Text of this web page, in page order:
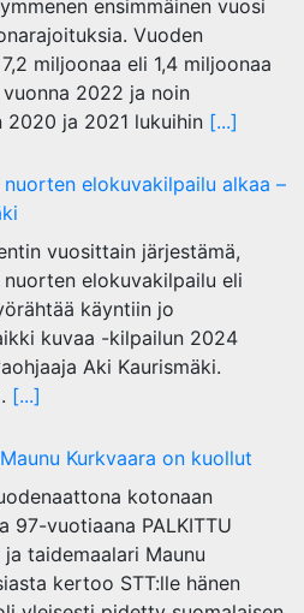
ensimmäinen vuosi
Vuoden
miljoonaa eli 1,4 miljoonaa
2022 ja noin
2020 ja 2021 lukuihin [...]
elokuvakilpailu alkaa –
vuosittain järjestämä,
elokuvakilpailu eli
käyntiin jo
kuvaa -kilpailun 2024
Aki Kaurismäki.
[...]
Kurkvaara on kuollut
kotonaan
97-vuotiaana PALKITTU
taidemaalari Maunu
kertoo STT:lle hänen